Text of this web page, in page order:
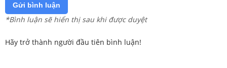
Gửi bình luận
*Bình luận sẽ hiển thị sau khi được duyệt
Hãy trở thành người đầu tiên bình luận!